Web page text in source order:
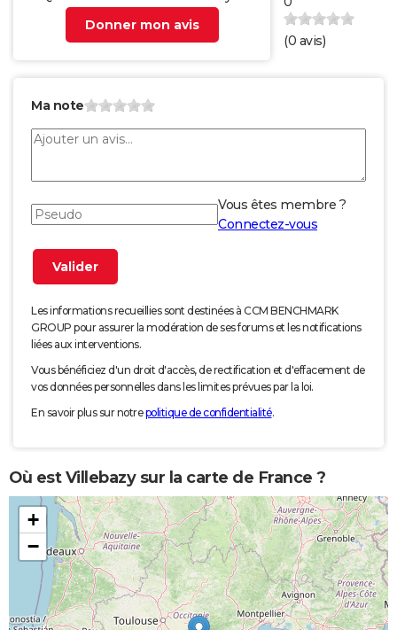
Donner mon avis
(0 avis)
Ma note
Vous êtes membre ?
Connectez-vous
Les informations recueillies sont destinées à CCM BENCHMARK
GROUP pour assurer la modération de ses forums et les notifications
liées aux interventions.
Vous bénéficiez d'un droit d'accès, de rectification et d'effacement de
vos données personnelles dans les limites prévues par la loi.
En savoir plus sur notrepolitique de confidentialité.
Où est Villebazy sur la carte de France ?
+
−